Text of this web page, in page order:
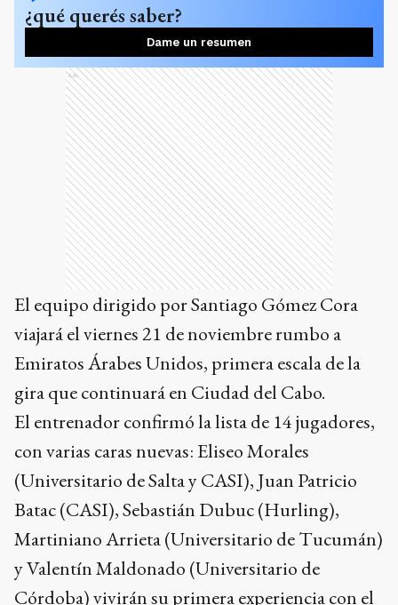
¿qué querés saber?
Dame un resumen
Ads
El equipo dirigido por Santiago Gómez Cora
viajará el viernes 21 de noviembre rumbo a
Emiratos Árabes Unidos, primera escala de la
gira que continuará en Ciudad del Cabo.
El entrenador confirmó la lista de 14 jugadores,
con varias caras nuevas: Eliseo Morales
(Universitario de Salta y CASI), Juan Patricio
Batac (CASI), Sebastián Dubuc (Hurling),
Martiniano Arrieta (Universitario de Tucumán)
y Valentín Maldonado (Universitario de
Córdoba) vivirán su primera experiencia con el